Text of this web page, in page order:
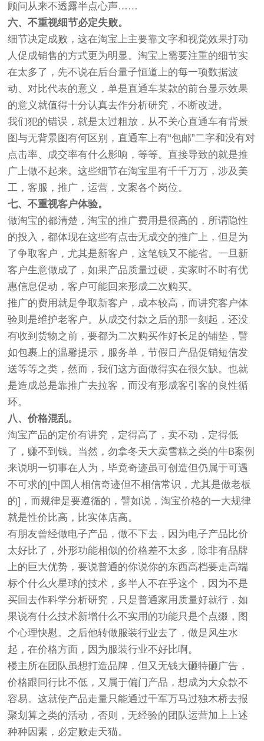
顾问从来不透露半点心声……
六、不重视细节必定失败。
细节决定成败，这在淘宝上主要靠文字和视觉效果打动
人促成销售的方式更为明显。淘宝上需要注重的细节实
在太多了，先不说在后台量子恒道上的每一项数据波
动、对比代表的意义，单是直通车某款的前台显示效果
的意义就值得十分认真去作分析研究，不断改进。
我们犯的错误，就是太过粗放，从不关心直通车有背景
图与无背景图有何区别，直通车上有“包邮”二字和没有对
点击率、成交率有什么影响，等等。直接导致的就是推
广上做不起来。这些细节在淘宝里有千千万万，涉及美
工，客服，推广，运营，文案各个岗位。
七、不重视客户体验。
做淘宝的都清楚，淘宝的推广费用是很高的，所谓隐性
的投入，都体现在这些有点击无成交的推广上，但是为
了争取客户，尤其是新客户，这笔钱又不能省。一旦新
客户生意做成了，如果产品质量过硬，卖家时不时有优
惠信息促动，客户可能回来形成二次购买。
推广的费用就是争取新客户，成本较高，而讲究客户体
验则是维护老客户。从成交付款之后的那一刻起，还没
有收到货物之前，要都为二次购买作好长足的铺垫，譬
如包裹上的温馨提示，服务单，节假日产品促销短信发
送等等之类，然而，我们这方面做得实在很欠缺。也就
是造成总是靠推广去拉客，而没有形成客引客的良性循
环。
八、价格混乱。
淘宝产品的定价有讲究，定得高了，卖不动，定得低
了，赚不到钱。当然，勿拿冬天大卖雪糕之类的牛B案例
来说明一切事在人为，毕竟奇迹虽可创造但仍属于可遇
不可求的[中国人相信奇迹但不相信常识，尤其是做老板
的]，而规律是要遵循的，譬如说，淘宝价格的一大规律
就是性价比高，比实体店高。
有朋友曾经做电子产品，做不下去，因为电子产品比价
太好比了，外形功能相似的价格差不太多，除非有品牌
上的巨大优势，要说普通的你说你的东西高档要走高端
标个什么火星球的技术，多半人不在乎这个，因为不是
买回去作科学分析研究，只是普通家用质量好就行，如
果说有什么技术新增什么不实用的功能只是个点缀，图
个心理快慰。之后他转做服装行业去了，做是风生水
起，在价格方面，因为服装行业不好比啊。
楼主所在团队虽想打造品牌，但又无钱大砸特砸广告，
价格跟同行比不低，又属于偏门产品，想成为大众款不
容易。这就使产品走量只能通过千军万马过独木桥去报
聚划算之类的活动，否则，无经验的团队运营加上上述
种种因素，必定败走天猫。